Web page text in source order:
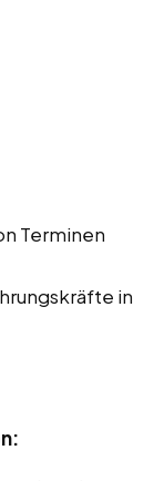
Terminen
in